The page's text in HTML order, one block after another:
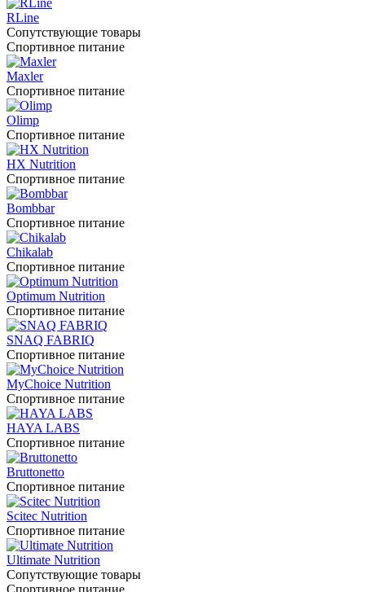
RLine
Сопутствующие товары
Спортивное питание
Maxler
Спортивное питание
Olimp
Спортивное питание
HX Nutrition
Спортивное питание
Bombbar
Спортивное питание
Chikalab
Спортивное питание
Optimum Nutrition
Спортивное питание
SNAQ FABRIQ
Спортивное питание
MyChoice Nutrition
Спортивное питание
HAYA LABS
Спортивное питание
Bruttonetto
Спортивное питание
Scitec Nutrition
Спортивное питание
Ultimate Nutrition
Сопутствующие товары
Спортивное питание